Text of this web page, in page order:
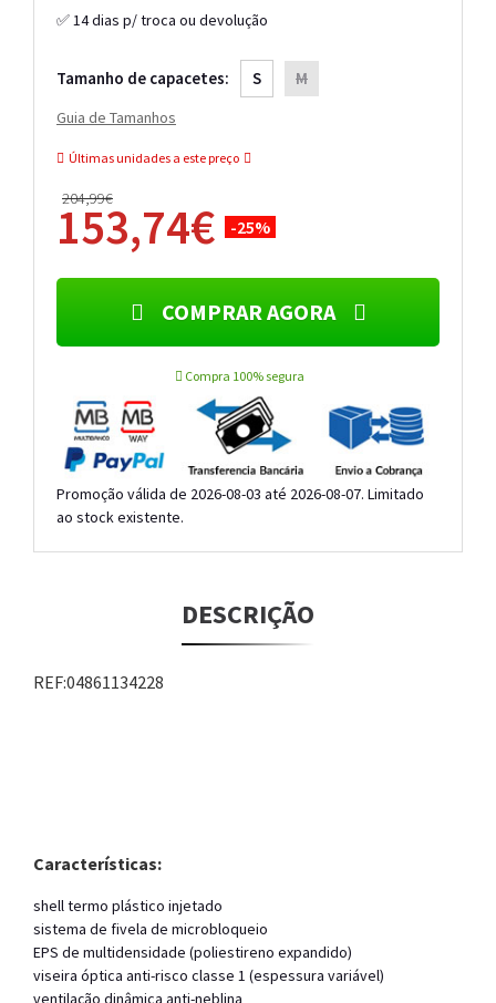
✅ 14 dias p/ troca ou devolução
Tamanho de capacetes: S M
Guia de Tamanhos
Últimas unidades a este preço
204,99€
153,74€ -25%
COMPRAR AGORA
Compra 100% segura
Promoção válida de 2026-08-03 até 2026-08-07. Limitado
ao stock existente.
DESCRIÇÃO
REF:04861134228
Características:
shell termo plástico injetado
sistema de fivela de microbloqueio
EPS de multidensidade (poliestireno expandido)
viseira óptica anti-risco classe 1 (espessura variável)
ventilação dinâmica anti-neblina